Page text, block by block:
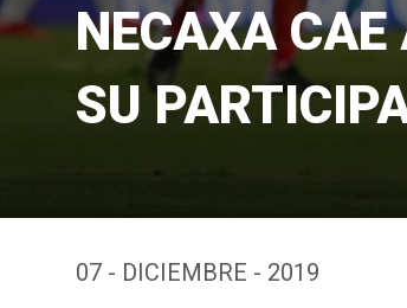
NECAXA CAE
SU
07 - DICIEMBRE - 2019